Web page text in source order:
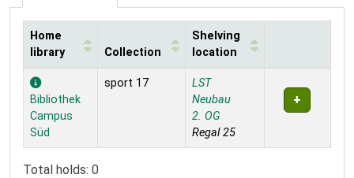
Holdings
Home
library
Collection
Shelving
location
Bibliothek
Campus
Süd
sport 17
LST
Neubau
2. OG
Regal 25
Total holds: 0